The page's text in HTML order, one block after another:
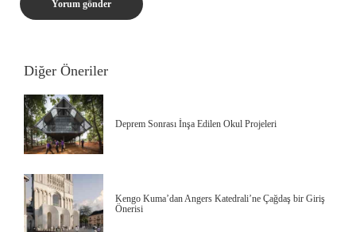
Diğer Öneriler
Deprem Sonrası İnşa Edilen Okul Projeleri
Kengo Kuma’dan Angers Katedrali’ne Çağdaş bir Giriş
Önerisi